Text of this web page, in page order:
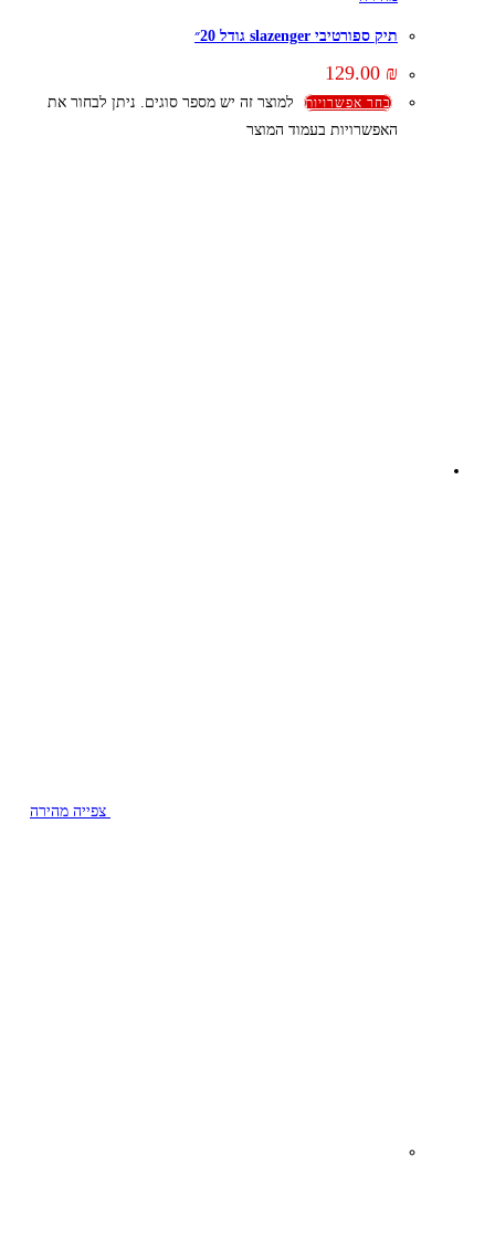
תיק ספורטיבי slazenger גודל 20״
129.00 ₪
בחר אפשרויות
למוצר זה יש מספר סוגים. ניתן לבחור את
האפשרויות בעמוד המוצר
צפייה מהירה